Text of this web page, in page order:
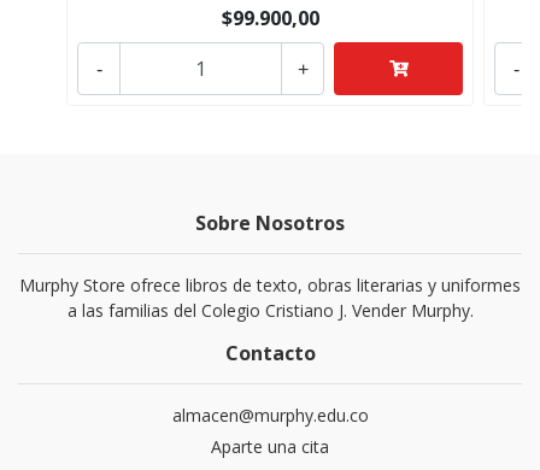
$99.900,00
+
- -
Sobre Nosotros
Murphy Store ofrece libros de texto, obras literarias y uniformes
a las familias del Colegio Cristiano J. Vender Murphy.
Contacto
almacen@murphy.edu.co
Aparte una cita